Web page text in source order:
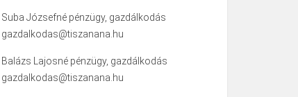
Suba Józsefné pénzügy, gazdálkodás
gazdalkodas@tiszanana.hu
Balázs Lajosné pénzügy, gazdálkodás
gazdalkodas@tiszanana.hu